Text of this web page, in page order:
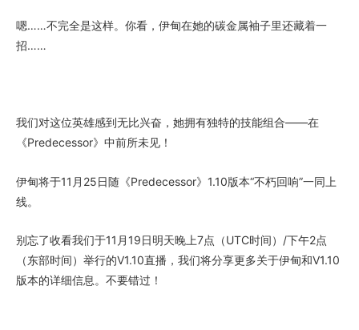
嗯……不完全是这样。你看，伊甸在她的碳金属袖子里还藏着一
招……
我们对这位英雄感到无比兴奋，她拥有独特的技能组合——在
《Predecessor》中前所未见！
伊甸将于11月25日随《Predecessor》1.10版本“不朽回响”一同上
线。
别忘了收看我们于11月19日明天晚上7点（UTC时间）/下午2点
（东部时间）举行的V1.10直播，我们将分享更多关于伊甸和V1.10
版本的详细信息。不要错过！